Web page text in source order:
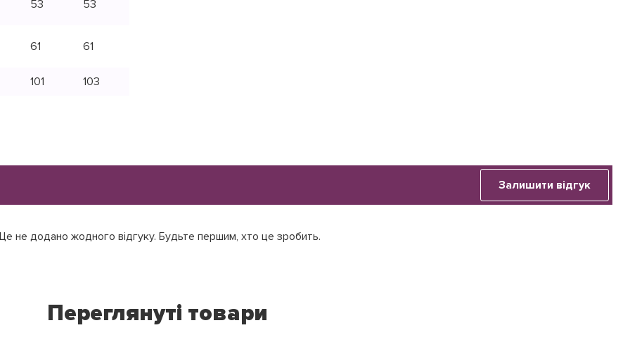
53 53
61 61
101 103
не додано жодного відгуку. Будьте першим, хто це зробить.
Залишити відгук
Переглянуті товари